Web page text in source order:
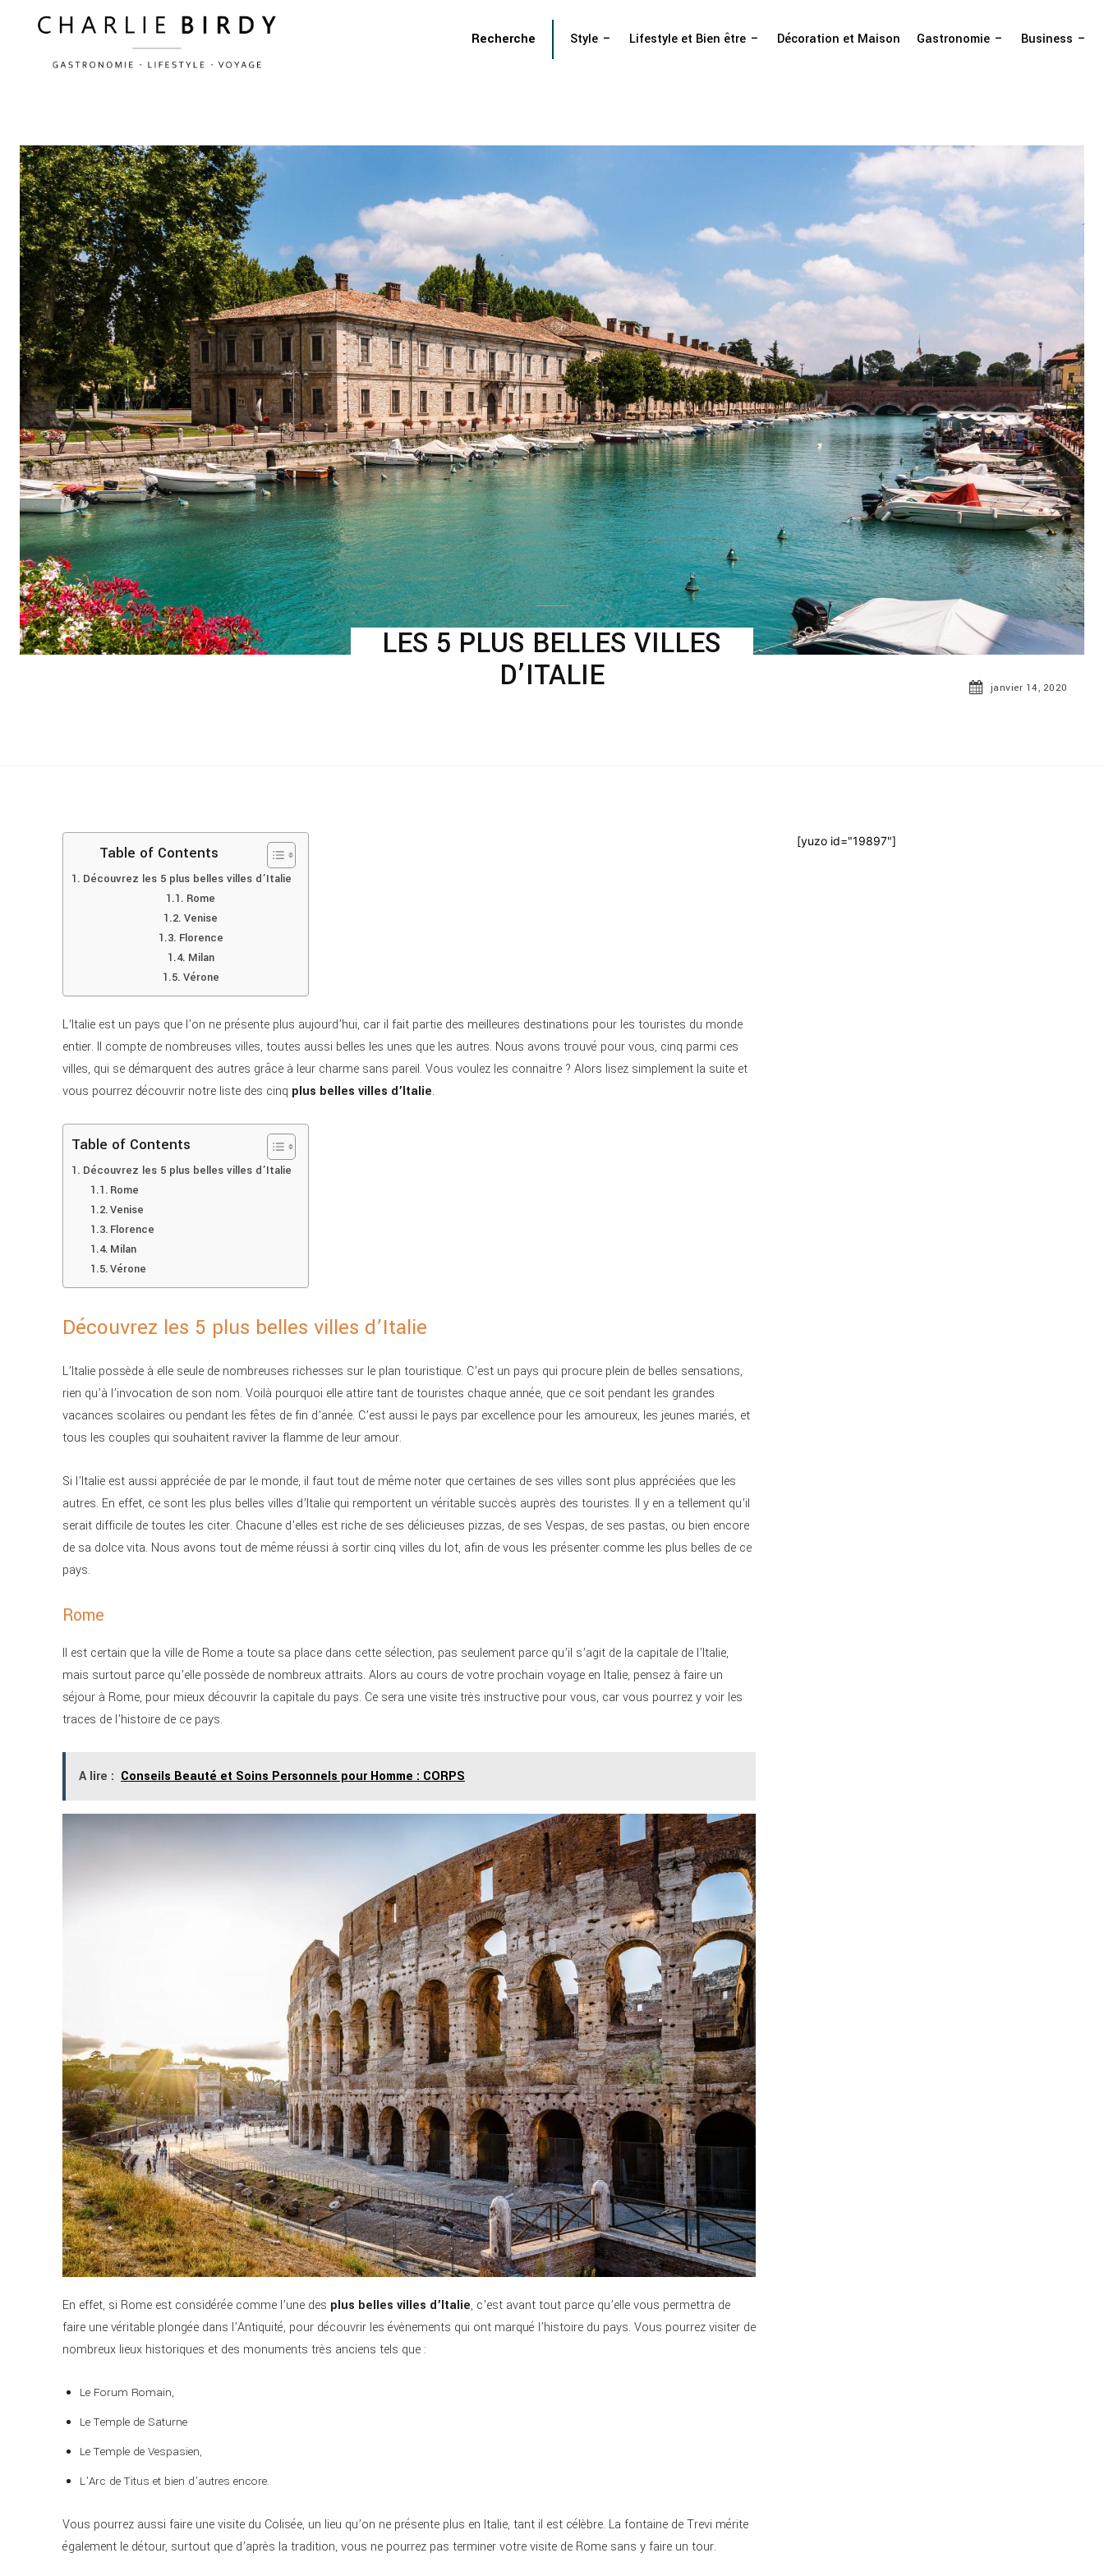
Style Lifestyle et Bien être Décoration et Maison Gastronomie Business
Recherche
LES 5 PLUS BELLES VILLES
D’ITALIE
janvier 14, 2020
Table of Contents
Découvrez les 5 plus belles villes d’Italie
Rome
Venise
Florence
Milan
Vérone
L’Italie est un pays que l’on ne présente plus aujourd’hui, car il fait partie des meilleures destinations pour les touristes du monde
entier. Il compte de nombreuses villes, toutes aussi belles les unes que les autres. Nous avons trouvé pour vous, cinq parmi ces
villes, qui se démarquent des autres grâce à leur charme sans pareil. Vous voulez les connaitre ? Alors lisez simplement la suite et
vous pourrez découvrir notre liste des cinq plus belles villes d’Italie.
Table of Contents
Découvrez les 5 plus belles villes d’Italie
Rome
Venise
Florence
Milan
Vérone
Découvrez les 5 plus belles villes d’Italie
L’Italie possède à elle seule de nombreuses richesses sur le plan touristique. C’est un pays qui procure plein de belles sensations,
rien qu’à l’invocation de son nom. Voilà pourquoi elle attire tant de touristes chaque année, que ce soit pendant les grandes
vacances scolaires ou pendant les fêtes de fin d’année. C’est aussi le pays par excellence pour les amoureux, les jeunes mariés, et
tous les couples qui souhaitent raviver la flamme de leur amour.
Si l’Italie est aussi appréciée de par le monde, il faut tout de même noter que certaines de ses villes sont plus appréciées que les
autres. En effet, ce sont les plus belles villes d’Italie qui remportent un véritable succès auprès des touristes. Il y en a tellement qu’il
serait difficile de toutes les citer. Chacune d’elles est riche de ses délicieuses pizzas, de ses Vespas, de ses pastas, ou bien encore
de sa dolce vita. Nous avons tout de même réussi à sortir cinq villes du lot, afin de vous les présenter comme les plus belles de ce
pays.
Rome
Il est certain que la ville de Rome a toute sa place dans cette sélection, pas seulement parce qu’il s’agit de la capitale de l’Italie,
mais surtout parce qu’elle possède de nombreux attraits. Alors au cours de votre prochain voyage en Italie, pensez à faire un
séjour à Rome, pour mieux découvrir la capitale du pays. Ce sera une visite très instructive pour vous, car vous pourrez y voir les
traces de l’histoire de ce pays.
A lire : Conseils Beauté et Soins Personnels pour Homme : CORPS
En effet, si Rome est considérée comme l’une des plus belles villes d’Italie, c’est avant tout parce qu’elle vous permettra de
faire une véritable plongée dans l’Antiquité, pour découvrir les évènements qui ont marqué l’histoire du pays. Vous pourrez visiter de
nombreux lieux historiques et des monuments très anciens tels que :
Le Forum Romain,
Le Temple de Saturne
Le Temple de Vespasien,
L’Arc de Titus et bien d’autres encore.
Vous pourrez aussi faire une visite du Colisée, un lieu qu’on ne présente plus en Italie, tant il est célèbre. La fontaine de Trevi mérite
également le détour, surtout que d’après la tradition, vous ne pourrez pas terminer votre visite de Rome sans y faire un tour.
[yuzo id="19897"]